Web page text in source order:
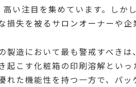
高い注目を集めています。しか
損失を被るサロンオーナーや企
製造において最も警戒すべき
起こす化粧箱の印刷溶解とい
れた機能性を持つ一方で、パ